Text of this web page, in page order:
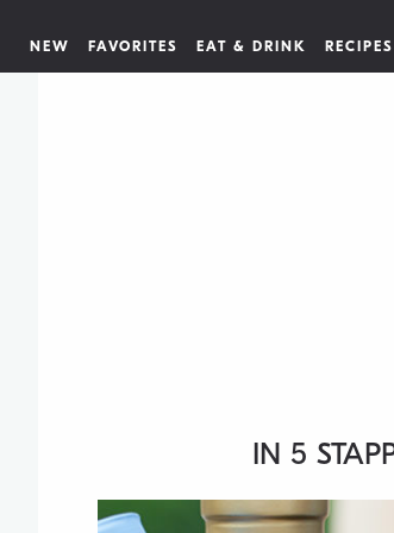
NEW FAVORITES EAT & DRINK RECIPES
IN 5